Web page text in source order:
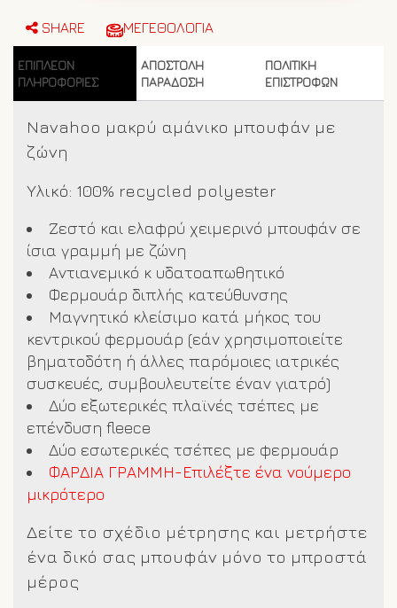
227
Plum
ποσότητα
SHARE ΜΕΓΕΘΟΛΟΓΙΑ
ΕΠΙΠΛΈΟΝ
ΠΛΗΡΟΦΟΡΊΕΣ
ΑΠΟΣΤΟΛΗ
ΠΑΡΑΔΟΣΗ
ΠΟΛΙΤΙΚΗ
ΕΠΙΣΤΡΟΦΩΝ
Navahoo μακρύ αμάνικο μπουφάν με
ζώνη
Υλικό: 100% recycled polyester
Ζεστό και ελαφρύ χειμερινό μπουφάν σε
ίσια γραμμή με ζώνη
Αντιανεμικό κ υδατοαπωθητικό
Φερμουάρ διπλής κατεύθυνσης
Μαγνητικό κλείσιμο κατά μήκος του
κεντρικού φερμουάρ (εάν χρησιμοποιείτε
βηματοδότη ή άλλες παρόμοιες ιατρικές
συσκευές, συμβουλευτείτε έναν γιατρό)
Δύο εξωτερικές πλαϊνές τσέπες με
επένδυση fleece
Δύο εσωτερικές τσέπες με φερμουάρ
ΦΑΡΔΙΑ ΓΡΑΜΜΗ-Επιλέξτε ένα νούμερο
μικρότερο
Δείτε το σχέδιο μέτρησης και μετρήστε
ένα δικό σας μπουφάν μόνο το μπροστά
μέρος